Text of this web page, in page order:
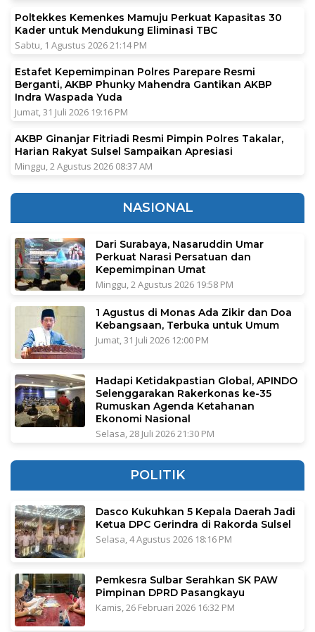
Poltekkes Kemenkes Mamuju Perkuat Kapasitas 30
Kader untuk Mendukung Eliminasi TBC
Sabtu, 1 Agustus 2026 21:14 PM
Estafet Kepemimpinan Polres Parepare Resmi
Berganti, AKBP Phunky Mahendra Gantikan AKBP
Indra Waspada Yuda
Jumat, 31 Juli 2026 19:16 PM
AKBP Ginanjar Fitriadi Resmi Pimpin Polres Takalar,
Harian Rakyat Sulsel Sampaikan Apresiasi
Minggu, 2 Agustus 2026 08:37 AM
NASIONAL
Dari Surabaya, Nasaruddin Umar
Perkuat Narasi Persatuan dan
Kepemimpinan Umat
Minggu, 2 Agustus 2026 19:58 PM
1 Agustus di Monas Ada Zikir dan Doa
Kebangsaan, Terbuka untuk Umum
Jumat, 31 Juli 2026 12:00 PM
Hadapi Ketidakpastian Global, APINDO
Selenggarakan Rakerkonas ke-35
Rumuskan Agenda Ketahanan
Ekonomi Nasional
Selasa, 28 Juli 2026 21:30 PM
POLITIK
Dasco Kukuhkan 5 Kepala Daerah Jadi
Ketua DPC Gerindra di Rakorda Sulsel
Selasa, 4 Agustus 2026 18:16 PM
Pemkesra Sulbar Serahkan SK PAW
Pimpinan DPRD Pasangkayu
Kamis, 26 Februari 2026 16:32 PM